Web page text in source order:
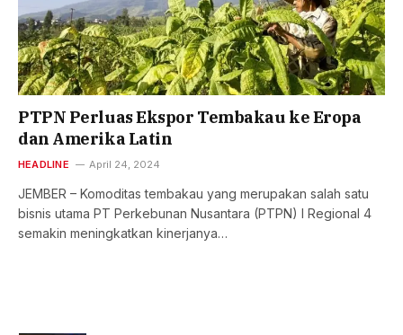
PTPN Perluas Ekspor Tembakau ke Eropa
dan Amerika Latin
HEADLINE April 24, 2024
JEMBER – Komoditas tembakau yang merupakan salah satu
bisnis utama PT Perkebunan Nusantara (PTPN) I Regional 4
semakin meningkatkan kinerjanya…